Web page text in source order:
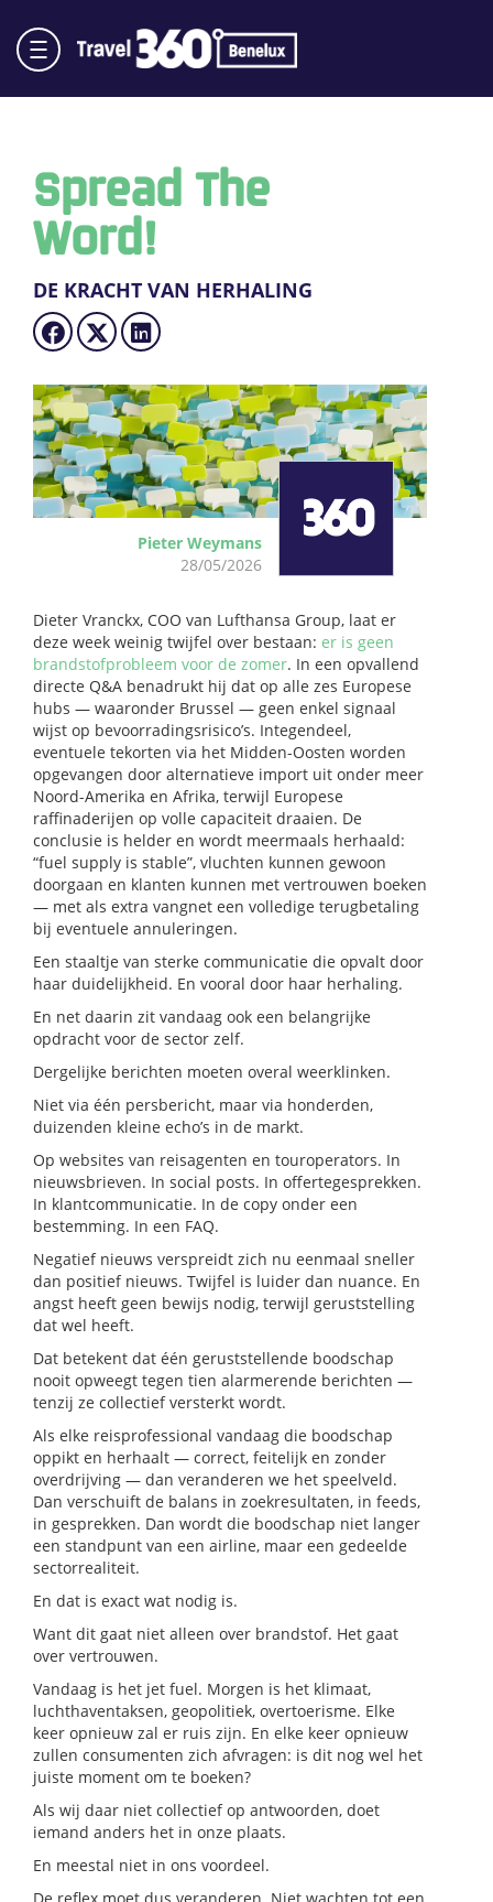
Spread The
Word!
DE KRACHT VAN HERHALING
Pieter Weymans
28/05/2026
Dieter Vranckx, COO van Lufthansa Group, laat er
deze week weinig twijfel over bestaan: er is geen
brandstofprobleem voor de zomer. In een opvallend
directe Q&A benadrukt hij dat op alle zes Europese
hubs — waaronder Brussel — geen enkel signaal
wijst op bevoorradingsrisico’s. Integendeel,
eventuele tekorten via het Midden-Oosten worden
opgevangen door alternatieve import uit onder meer
Noord-Amerika en Afrika, terwijl Europese
raffinaderijen op volle capaciteit draaien. De
conclusie is helder en wordt meermaals herhaald:
“fuel supply is stable”, vluchten kunnen gewoon
doorgaan en klanten kunnen met vertrouwen boeken
— met als extra vangnet een volledige terugbetaling
bij eventuele annuleringen.
Een staaltje van sterke communicatie die opvalt door
haar duidelijkheid. En vooral door haar herhaling.
En net daarin zit vandaag ook een belangrijke
opdracht voor de sector zelf.
Dergelijke berichten moeten overal weerklinken.
Niet via één persbericht, maar via honderden,
duizenden kleine echo’s in de markt.
Op websites van reisagenten en touroperators. In
nieuwsbrieven. In social posts. In offertegesprekken.
In klantcommunicatie. In de copy onder een
bestemming. In een FAQ.
Negatief nieuws verspreidt zich nu eenmaal sneller
dan positief nieuws. Twijfel is luider dan nuance. En
angst heeft geen bewijs nodig, terwijl geruststelling
dat wel heeft.
Dat betekent dat één geruststellende boodschap
nooit opweegt tegen tien alarmerende berichten —
tenzij ze collectief versterkt wordt.
Als elke reisprofessional vandaag die boodschap
oppikt en herhaalt — correct, feitelijk en zonder
overdrijving — dan veranderen we het speelveld.
Dan verschuift de balans in zoekresultaten, in feeds,
in gesprekken. Dan wordt die boodschap niet langer
een standpunt van een airline, maar een gedeelde
sectorrealiteit.
En dat is exact wat nodig is.
Want dit gaat niet alleen over brandstof. Het gaat
over vertrouwen.
Vandaag is het jet fuel. Morgen is het klimaat,
luchthaventaksen, geopolitiek, overtoerisme. Elke
keer opnieuw zal er ruis zijn. En elke keer opnieuw
zullen consumenten zich afvragen: is dit nog wel het
juiste moment om te boeken?
Als wij daar niet collectief op antwoorden, doet
iemand anders het in onze plaats.
En meestal niet in ons voordeel.